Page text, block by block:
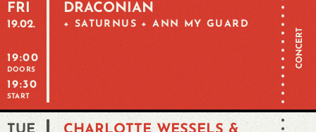
FRI
19.02.
19:00
DOORS
19:30
START
DRACONIAN
+ SATURNUS + ANN MY GUARD
CONCERT